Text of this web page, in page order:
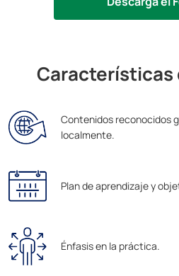
Características
Contenidos reconocidos
localmente.
Plan de aprendizaje y
Énfasis en la práctica.